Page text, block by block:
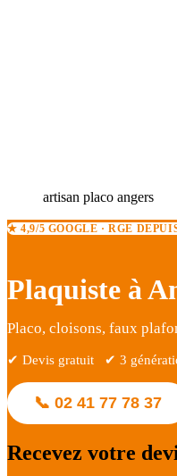
artisan placo angers
★ 4,9/5 GOOGLE · RGE
Plaquiste à
Placo, cloisons, faux
✔ Devis gratuit ✔ 3
📞 02 41 77 78 37
Recevez votre